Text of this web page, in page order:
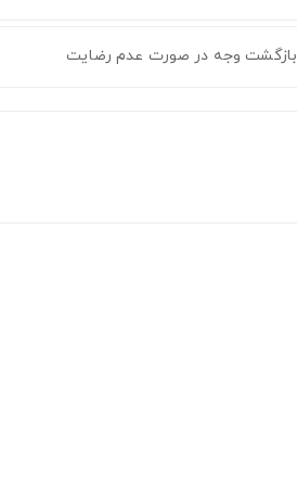
وجه در صورت عدم رضایت